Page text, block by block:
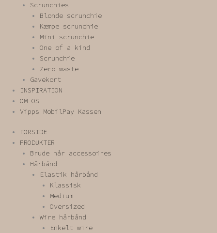
Scrunchies
Blonde scrunchie
Kæmpe scrunchie
Mini scrunchie
One of a kind
Scrunchie
Zero waste
Gavekort
INSPIRATION
OM OS
Vipps MobilPay Kassen
FORSIDE
PRODUKTER
Brude hår accessoires
Hårbånd
Elastik hårbånd
Klassisk
Medium
Oversized
Wire hårbånd
Enkelt wire